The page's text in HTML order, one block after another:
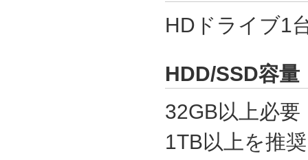
HDドライブ1
HDD/SSD容量
32GB以上必要
1TB以上を推奨